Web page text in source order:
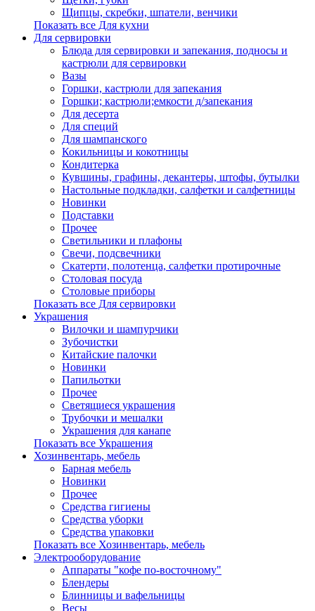
Щипцы, скребки, шпатели, венчики
Показать все Для кухни
Для сервировки
Блюда для сервировки и запекания, подносы и
кастрюли для сервировки
Вазы
Горшки, кастрюли для запекания
Горшки; кастрюли;емкости д/запекания
Для десерта
Для специй
Для шампанского
Кокильницы и кокотницы
Кондитерка
Кувшины, графины, декантеры, штофы, бутылки
Настольные подкладки, салфетки и салфетницы
Новинки
Подставки
Прочее
Светильники и плафоны
Свечи, подсвечники
Скатерти, полотенца, салфетки протирочные
Столовая посуда
Столовые приборы
Показать все Для сервировки
Украшения
Вилочки и шампурчики
Зубочистки
Китайские палочки
Новинки
Папильотки
Прочее
Светящиеся украшения
Трубочки и мешалки
Украшения для канапе
Показать все Украшения
Хозинвентарь, мебель
Барная мебель
Новинки
Прочее
Средства гигиены
Средства уборки
Средства упаковки
Показать все Хозинвентарь, мебель
Электрооборудование
Аппараты "кофе по-восточному"
Блендеры
Блинницы и вафельницы
Весы